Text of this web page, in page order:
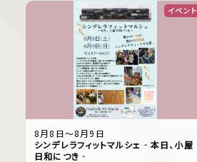
イベント
8月8日〜8月9日
シンデレラフィットマルシェ‐本日、小屋
日和につき‐